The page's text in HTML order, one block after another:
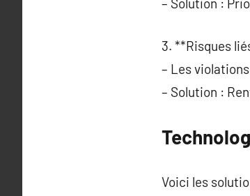
3. **Risques
– Les
– Solution :
Voici les